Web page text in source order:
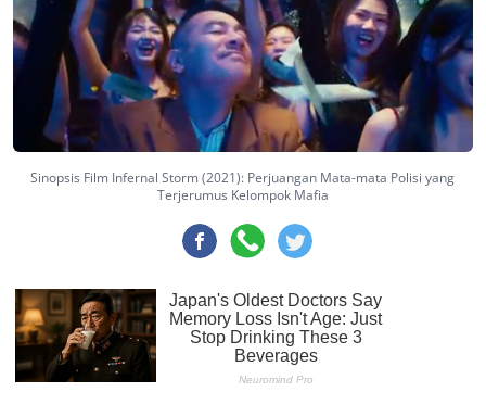
Sinopsis Film Infernal Storm (2021): Perjuangan Mata-mata Polisi yang
Terjerumus Kelompok Mafia